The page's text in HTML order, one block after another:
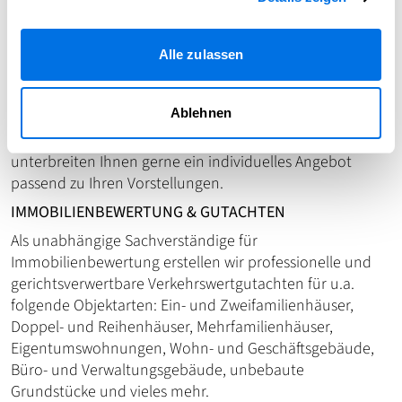
Alle zulassen
Ablehnen
Gerne unterstützen wir Sie auch mit Rat und Tat beim
Kauf einer Bestandsimmobilie. Hierbei begleiten wir Sie
gerne bei Besichtigungsterminen. Sie erhalten dabei von
uns eine fachmännische Einschätzung zur Substanz und
Wertigkeit der Immobilie. Außerdem können wir eine
beratende Funktion im Zusammenhang mit Ihrem
Bauvorhaben übernehmen. Sprechen Sie uns an, wir
unterbreiten Ihnen gerne ein individuelles Angebot
passend zu Ihren Vorstellungen.
IMMOBILIENBEWERTUNG & GUTACHTEN
Als unabhängige Sachverständige für
Immobilienbewertung erstellen wir professionelle und
gerichtsverwertbare Verkehrswertgutachten für u.a.
folgende Objektarten: Ein- und Zweifamilienhäuser,
Doppel- und Reihenhäuser, Mehrfamilienhäuser,
Eigentumswohnungen, Wohn- und Geschäftsgebäude,
Büro- und Verwaltungsgebäude, unbebaute
Grundstücke und vieles mehr.